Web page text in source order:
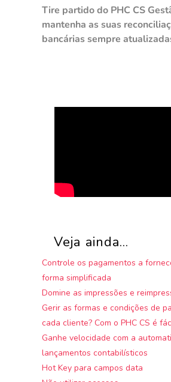
Tire partido do PHC CS
mantenha as suas
bancárias sempre
Veja ainda...
Controle os pagamentos a
forma simplificada
Domine as impressões e
Gerir as formas e condições de
cada cliente? Com o PHC CS é
Ganhe velocidade com a
lançamentos contabilísticos
Hot Key para campos data